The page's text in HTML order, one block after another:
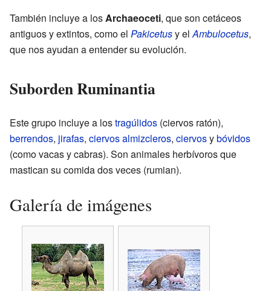
También incluye a losArchaeoceti, que son cetáceos
antiguos y extintos, como el Pakicetusy elAmbulocetus,
que nos ayudan a entender su evolución.
Suborden Ruminantia
Este grupo incluye a lostragúlidos (ciervos ratón),
berrendos, jirafas, ciervos almizcleros, ciervosybóvidos
(como vacas y cabras). Son animales herbívoros que
mastican su comida dos veces (rumian).
Galería de imágenes